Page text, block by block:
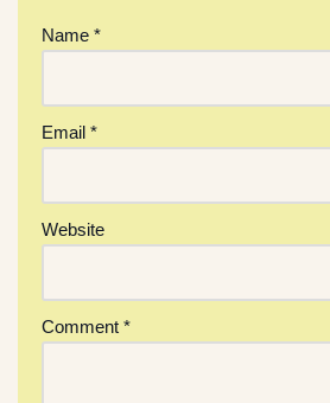
Name *
Email *
Website
Comment *